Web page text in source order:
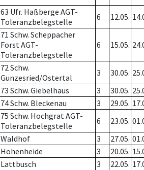
63 Ufr. Haßberge AGT-
Toleranzbelegstelle
6 12.05.
71 Schw. Scheppacher
Forst AGT-
Toleranzbelegstelle
6 15.05.
72 Schw.
Gunzesried/Ostertal
3 30.05.
73 Schw. Giebelhaus 3 30.05.
74 Schw. Bleckenau 3 29.05.
75 Schw. Hochgrat AGT-
Toleranzbelegstelle
6 23.05.
Waldhof 3 27.05.
Hohenheide 3 20.05.
Lattbusch 3 22.05.